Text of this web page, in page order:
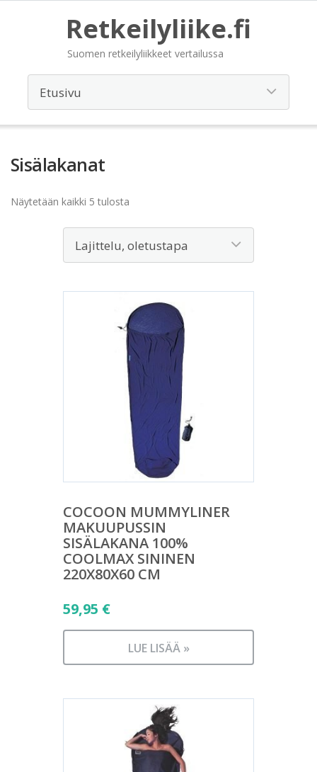
Retkeilyliike.fi
Suomen retkeilyliikkeet vertailussa
Sisälakanat
Näytetään kaikki 5 tulosta
COCOON MUMMYLINER
MAKUUPUSSIN
SISÄLAKANA 100%
COOLMAX SININEN
220X80X60 CM
59,95 €
LUE LISÄÄ »